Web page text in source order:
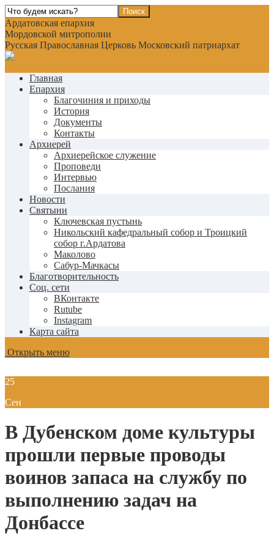
Ардатовская епархия
Мордовской митрополии
Русская Православная Церковь Московский патриархат
Главная
Епархия
Благочиния и приходы
История
Документы
Контакты
Архиерей
Архиерейское служение
Проповеди
Интервью
Послания
Новости
Святыни
Ключевская пустынь
Никольский кафедральный собор и Троицкий
собор г.Ардатова
Маколово
Сабур-Мачкасы
Благотворительность
Соц. сети
ВКонтакте
Rutube
Instagram
Карта сайта
Открыть меню
25
Сен
В Дубенском доме культуры
прошли первые проводы
воинов запаса на службу по
выполнению задач на
Донбассе